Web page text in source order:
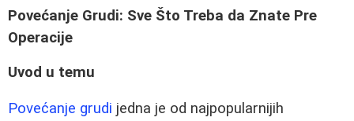
Povećanje Grudi: Sve Što Treba da Znate Pre
Operacije
Uvod u temu
Povećanje grudi jedna je od najpopularnijih